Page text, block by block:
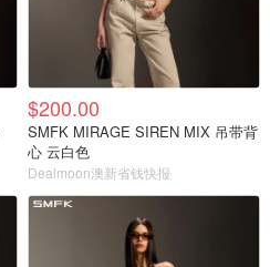
$200.00
SMFK MIRAGE SIREN MIX 吊带背
心 云白色
Dealmoon澳新省钱快报